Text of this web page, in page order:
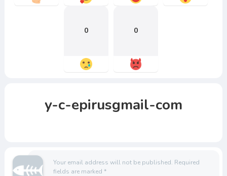
0 0
y-c-epirusgmail-com
Your email address will not be published. Required
fields are marked *